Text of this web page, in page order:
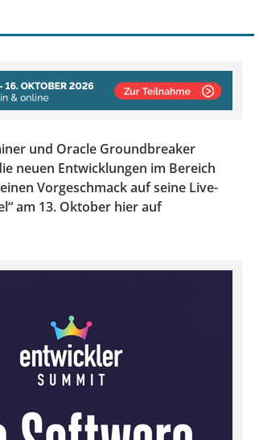
und Oracle Groundbreaker
neuen Entwicklungen im Bereich
Vorgeschmack auf seine Live-
am 13. Oktober hier auf